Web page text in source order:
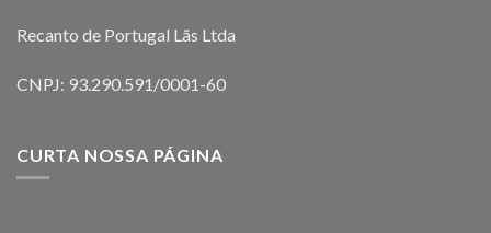
Recanto de Portugal Lãs Ltda
CNPJ: 93.290.591/0001-60
CURTA NOSSA PÁGINA